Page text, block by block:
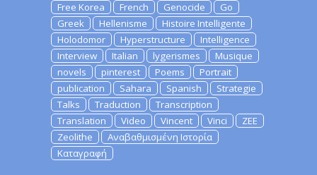
Free Korea
French Genocide
Go
Greek
Hellenisme
Histoire Intelligente
Holodomor
Hyperstructure
Intelligence
Interview
Italian lygerismes
Musique
novels
pinterest Poems
Portrait
publication
Sahara Spanish
Strategie
Talks
Traduction
Transcription
Translation
Video Vincent Vinci
ZEE
Zeolithe
Αναβαθμισμένη Ιστορία
Καταγραφή